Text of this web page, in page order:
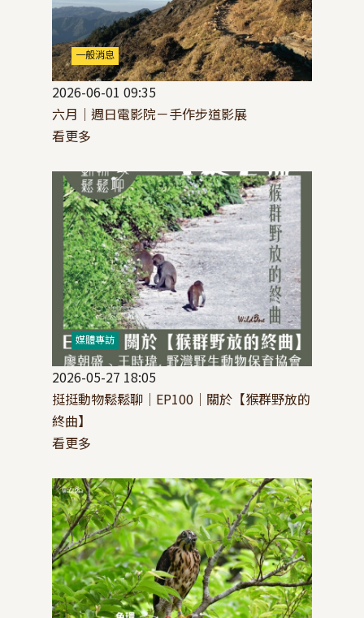
一般消息
2026-06-01 09:35
六月｜週日電影院－手作步道影展
看更多
媒體專訪
2026-05-27 18:05
挺挺動物鬆鬆聊│EP100│關於【猴群野放的
終曲】
看更多